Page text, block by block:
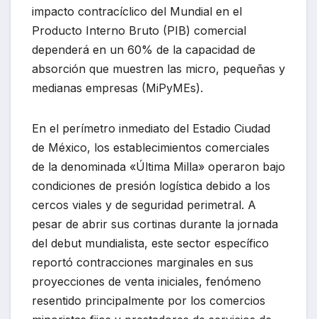
impacto contracíclico del Mundial en el
Producto Interno Bruto (PIB) comercial
dependerá en un 60% de la capacidad de
absorción que muestren las micro, pequeñas y
medianas empresas (MiPyMEs).
En el perímetro inmediato del Estadio Ciudad
de México, los establecimientos comerciales
de la denominada «Última Milla» operaron bajo
condiciones de presión logística debido a los
cercos viales y de seguridad perimetral. A
pesar de abrir sus cortinas durante la jornada
del debut mundialista, este sector específico
reportó contracciones marginales en sus
proyecciones de venta iniciales, fenómeno
resentido principalmente por los comercios